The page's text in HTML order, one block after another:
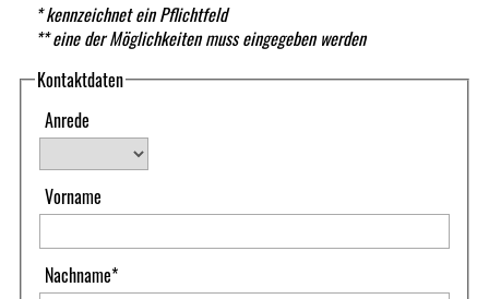
* kennzeichnet ein Pflichtfeld
** eine der Möglichkeiten muss eingegeben werden
Kontaktdaten
Anrede
Vorname
Nachname*